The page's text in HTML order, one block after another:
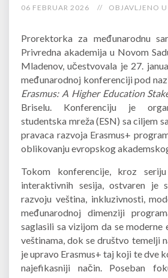
06 FEBRUAR 2026 OBJAVLJENO U
Prorektorka za međunarodnu
Privredna akademija u Novom
Mladenov, učestvovala je 27.
međunarodnoj konferenciji pod
Erasmus: A Higher Education
Briselu. Konferenciju je
studentska mreža (ESN) sa ciljem
pravaca razvoja Erasmus+
oblikovanju evropskog
Tokom konferencije, kroz
interaktivnih sesija, ostvaren je
razvoju veština, inkluzivnosti,
međunarodnoj dimenziji
saglasili sa vizijom da se moderne
veštinama, dok se društvo temelji
je upravo Erasmus+ taj koji te dve
najefikasniji način. Poseban